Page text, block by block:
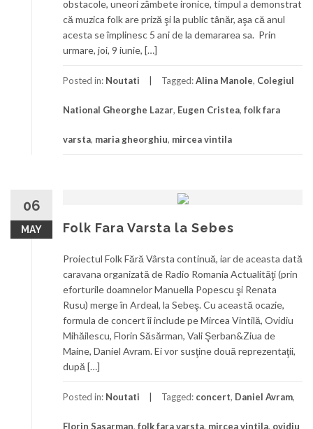
obstacole, uneori zâmbete ironice, timpul a demonstrat
că muzica folk are priză şi la public tânăr, aşa că anul
acesta se împlinesc 5 ani de la demararea sa. Prin
urmare, joi, 9 iunie, […]
Posted in: Noutati Tagged:Alina Manole, Colegiul
National Gheorghe Lazar, Eugen Cristea, folk fara
varsta, maria gheorghiu, mircea vintila
06
MAY Folk Fara Varsta la Sebes
Proiectul Folk Fără Vârsta continuă, iar de aceasta dată
caravana organizată de Radio Romania Actualităţi (prin
eforturile doamnelor Manuella Popescu şi Renata
Rusu) merge în Ardeal, la Sebeş. Cu această ocazie,
formula de concert îi include pe Mircea Vintilă, Ovidiu
Mihăilescu, Florin Săsărman, Vali Şerban&Ziua de
Maine, Daniel Avram. Ei vor susţine două reprezentaţii,
după […]
Posted in: Noutati Tagged: concert, Daniel Avram,
Florin Sasarman, folk fara varsta, mircea vintila, ovidiu